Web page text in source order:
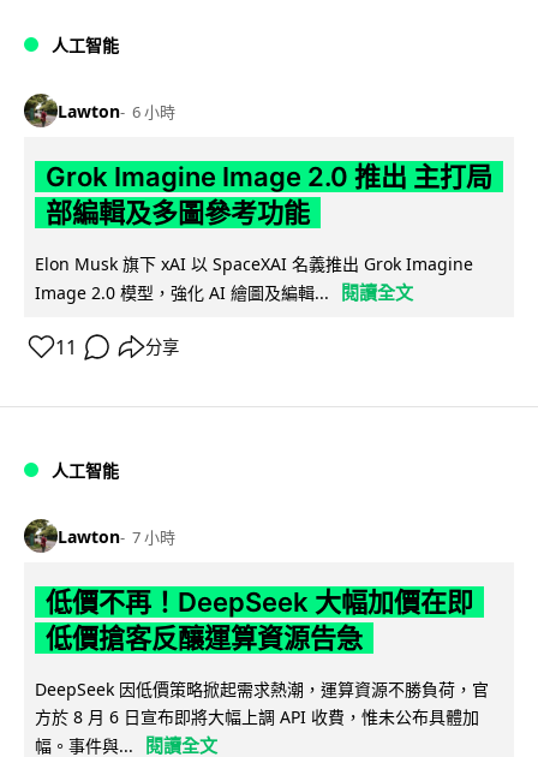
人工智能
Lawton 6 小時
Grok Imagine Image 2.0 推出 主打局
部編輯及多圖參考功能
Elon Musk 旗下 xAI 以 SpaceXAI 名義推出 Grok Imagine
Image 2.0 模型，強化 AI 繪圖及編輯...
閱讀全文
11 分享
人工智能
Lawton 7 小時
低價不再！DeepSeek 大幅加價在即
低價搶客反釀運算資源告急
DeepSeek 因低價策略掀起需求熱潮，運算資源不勝負荷，官
方於 8 月 6 日宣布即將大幅上調 API 收費，惟未公布具體加
幅。事件與...
閱讀全文